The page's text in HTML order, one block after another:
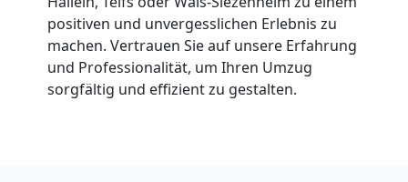
positiven und unvergesslichen Erlebnis zu
machen. Vertrauen Sie auf unsere Erfahrung
und Professionalität, um Ihren Umzug
sorgfältig und effizient zu gestalten.
Kunsttransport
Wiener